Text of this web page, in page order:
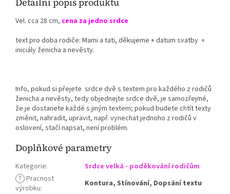
Vel. cca 28 cm, cena za jedno srdce
text pro doba rodiče: Mami a tati, děkujeme + datum svatby +
iniciály ženicha a nevěsty.
Info, pokud si přejete srdce dvě s textem pro každého z rodičů
ženicha a nevěsty, tedy objednejte srdce dvě, je samozřejmé,
že je dostanete každé s jiným textem; pokud budete chtít texty
změnit, nahradit, upravit, např. vynechat jednoho z rodičů v
oslovení, stačí napsat, není problém.
Doplňkové parametry
Kategorie:
Srdce velká - poděkování rodičům
? Pracnost
výrobku: Kontura, Stínování, Dopsání textu